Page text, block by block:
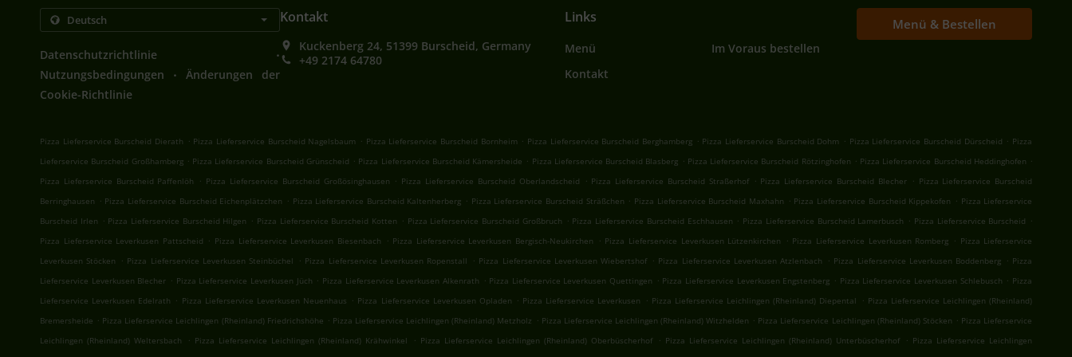
Datenschutzrichtlinie .
Nutzungsbedingungen .
Änderungen der
Cookie-Richtlinie
Kontakt
Kuckenberg 24, 51399 Burscheid, Germany
+49 2174 64780
Links
Menü
Im Voraus bestellen
Kontakt
Menü & Bestellen
Pizza Lieferservice Burscheid Dierath . Pizza Lieferservice Burscheid Nagelsbaum . Pizza Lieferservice Burscheid Bornheim . Pizza Lieferservice Burscheid Berghamberg . Pizza Lieferservice Burscheid Dohm . Pizza Lieferservice Burscheid Dürscheid . Pizza
Lieferservice Burscheid Großhamberg . Pizza Lieferservice Burscheid Grünscheid . Pizza Lieferservice Burscheid Kämersheide . Pizza Lieferservice Burscheid Blasberg . Pizza Lieferservice Burscheid Rötzinghofen . Pizza Lieferservice Burscheid Heddinghofen .
Pizza Lieferservice Burscheid Paffenlöh
. Pizza Lieferservice Burscheid Großösinghausen . Pizza Lieferservice Burscheid Oberlandscheid . Pizza Lieferservice Burscheid Straßerhof . Pizza Lieferservice Burscheid Blecher . Pizza Lieferservice Burscheid
Berringhausen . Pizza Lieferservice Burscheid Eichenplätzchen . Pizza Lieferservice Burscheid Kaltenherberg . Pizza Lieferservice Burscheid Sträßchen . Pizza Lieferservice Burscheid Maxhahn . Pizza Lieferservice Burscheid Kippekofen . Pizza Lieferservice
Burscheid Irlen . Pizza Lieferservice Burscheid Hilgen . Pizza Lieferservice Burscheid Kotten . Pizza Lieferservice Burscheid Großbruch . Pizza Lieferservice Burscheid Eschhausen . Pizza Lieferservice Burscheid Lamerbusch . Pizza Lieferservice Burscheid .
Pizza Lieferservice Leverkusen Pattscheid . Pizza Lieferservice Leverkusen Biesenbach . Pizza Lieferservice Leverkusen Bergisch-Neukirchen . Pizza Lieferservice Leverkusen Lützenkirchen . Pizza Lieferservice Leverkusen Romberg . Pizza Lieferservice
Leverkusen Stöcken
. Pizza Lieferservice Leverkusen Steinbüchel . Pizza Lieferservice Leverkusen Ropenstall . Pizza Lieferservice Leverkusen Wiebertshof . Pizza Lieferservice Leverkusen Atzlenbach . Pizza Lieferservice Leverkusen Boddenberg . Pizza
Lieferservice Leverkusen Blecher . Pizza Lieferservice Leverkusen Jüch . Pizza Lieferservice Leverkusen Alkenrath . Pizza Lieferservice Leverkusen Quettingen . Pizza Lieferservice Leverkusen Engstenberg . Pizza Lieferservice Leverkusen Schlebusch . Pizza
Lieferservice Leverkusen Edelrath . Pizza Lieferservice Leverkusen Neuenhaus . Pizza Lieferservice Leverkusen Opladen . Pizza Lieferservice Leverkusen . Pizza Lieferservice Leichlingen (Rheinland) Diepental . Pizza Lieferservice Leichlingen (Rheinland)
Bremersheide . Pizza Lieferservice Leichlingen (Rheinland) Friedrichshöhe . Pizza Lieferservice Leichlingen (Rheinland) Metzholz . Pizza Lieferservice Leichlingen (Rheinland) Witzhelden . Pizza Lieferservice Leichlingen (Rheinland) Stöcken . Pizza Lieferservice
Leichlingen (Rheinland) Weltersbach
. Pizza Lieferservice Leichlingen (Rheinland) Krähwinkel . Pizza Lieferservice Leichlingen (Rheinland) Oberbüscherhof . Pizza Lieferservice Leichlingen (Rheinland) Unterbüscherhof . Pizza Lieferservice Leichlingen